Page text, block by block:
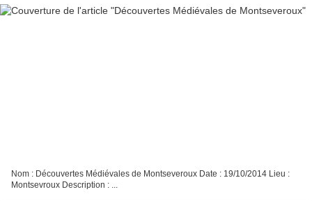
Nom : Découvertes Médiévales de Montseveroux Date : 19/10/2014 Lieu :
Montsevroux Description : ...